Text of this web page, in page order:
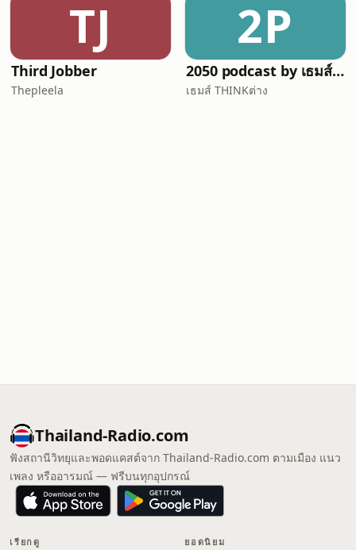
TJ
Third Jobber
Thepleela
2P
2050 podcast by เธมส์ THINKต่าง
เธมส์ THINKต่าง
Thailand-Radio.com
ฟังสถานีวิทยุและพอดแคสต์จาก Thailand-Radio.com ตามเมือง แนว
เพลง หรืออารมณ์ — ฟรีบนทุกอุปกรณ์
เรียกดู ยอดนิยม